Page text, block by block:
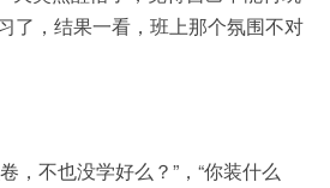
了，结果一看，班上那个氛围不对
，不也没学好么？”，“你装什么